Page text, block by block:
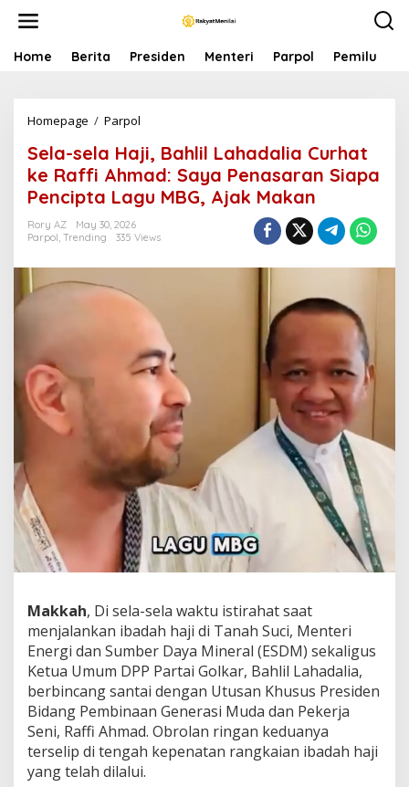
Home Berita Presiden Menteri Parpol Pemilu
Homepage / Parpol
l
a
-
s
l
H
j
B
a
h
L
a
h
d
a
l
u
r
h
a
t
k
e
R
a
ff
i
Sela-sela Haji, Bahlil Lahadalia Curhat
ke Raffi Ahmad: Saya Penasaran Siapa
Pencipta Lagu MBG, Ajak Makan
Rory AZ
May 30, 2026
Parpol, Trending 335 Views
Makkah, Di sela-sela waktu istirahat saat
menjalankan ibadah haji di Tanah Suci, Menteri
Energi dan Sumber Daya Mineral (ESDM) sekaligus
Ketua Umum DPP Partai Golkar, Bahlil Lahadalia,
berbincang santai dengan Utusan Khusus Presiden
Bidang Pembinaan Generasi Muda dan Pekerja
Seni, Raffi Ahmad. Obrolan ringan keduanya
terselip di tengah kepenatan rangkaian ibadah haji
yang telah dilalui.